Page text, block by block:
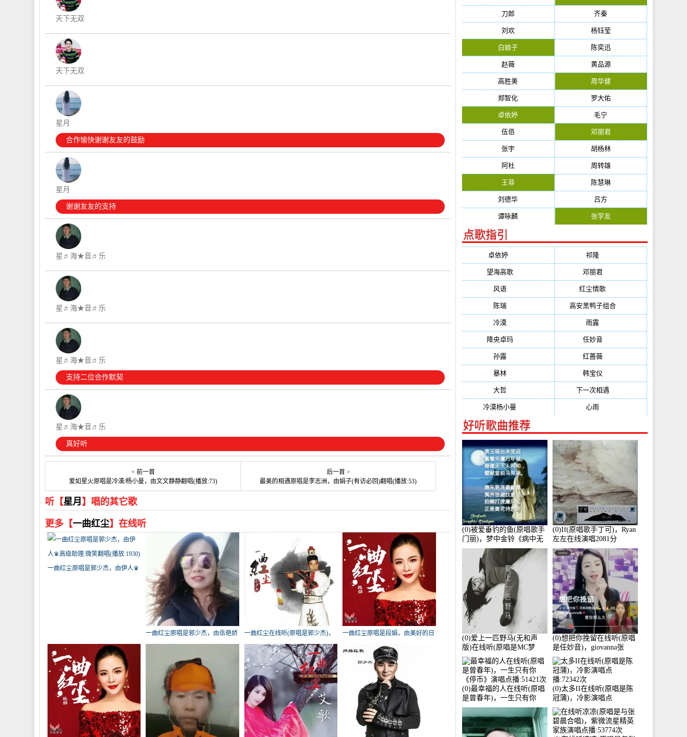
天下无双
天下无双
星月
合作愉快谢谢友友的鼓励
星月
谢谢友友的支持
星♬海★音♬乐
星♬海★音♬乐
星♬海★音♬乐
支持二位合作默契
星♬海★音♬乐
真好听
< 前一首
爱如星火原唱是冷漠/杨小曼，由文文静静翻唱(播放:73)
后一首 >
最美的相遇原唱是李志洲，由娟子(有访必回)翻唱(播放:53)
听【星月 】唱的其它歌
更多【一曲红尘】在线听
一曲红尘原唱是郭少杰，由伊人♛
一曲红尘原唱是郭少杰，由岳艳娇
一曲红尘在线听(原唱是郭少杰)，
忆穗金演唱点播:378次
一曲红尘原唱是段娟，由美好的日
子翻唱(播放:374)
刀郎 齐秦
刘欢 杨钰莹
白娘子 陈奕迅
赵薇 黄品源
高胜美 周华健
郑智化 罗大佑
卓依婷 毛宁
伍佰 邓丽君
张宇 胡杨林
阿杜 周转雄
王菲 陈慧琳
刘德华 吕方
谭咏麟 张学友
点歌指引
卓依婷(1378) 祁隆
望海高歌(601) 邓丽君(555)
风语(543) 红尘情歌
陈瑞(459) 高安黑鸭子组合(388)
冷漠(355) 雨露
降央卓玛(347) 任妙音(321)
孙露(321) 红蔷薇(311)
暴林(304) 韩宝仪
大哲(247) 下一次相遇
冷漠杨小曼 心雨
好听歌曲推荐
(0)被爱垂钓的鱼(原唱歌手
门丽)，梦中金铃《病中无
法回复大家》在线演唱
3586分
(0)If(原唱歌手丁可)，Ryan
左左在线演唱2081分
(0)爱上一匹野马(无和声
版)在线听(原唱是MC梦
柯)，冰鑫Asce演唱点
播:178815次
(0)想把你挽留在线听(原唱
是任妙音)，giovanna张
【任96】演唱点播:60173次
(0)最幸福的人在线听(原唱
是曾春年)，一生只有你
《停币》演唱点播:51421次
(0)太多II在线听(原唱是陈
冠蒲)，冷影演唱点
播:72342次